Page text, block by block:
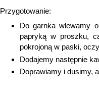
Przygotowanie:
Do garnka wlewamy
papryką w proszku,
pokrojoną w paski,
Dodajemy następnie
Doprawiamy i dusimy,